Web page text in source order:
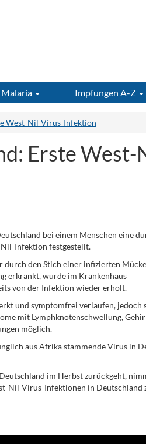
Malaria Impfungen A-Z
West-Nil-Virus-Infektion
Erste West-
bei einem Menschen eine
Infektion festgestellt.
durch den Stich einer infizierten
erkrankt, wurde im Krankenhaus
von der Infektion wieder erholt.
und symptomfrei verlaufen, jedoch
mit Lymphknotenschwellung,
möglich.
aus Afrika stammende Virus in
im Herbst zurückgeht,
Nil-Virus-Infektionen in Deutschland